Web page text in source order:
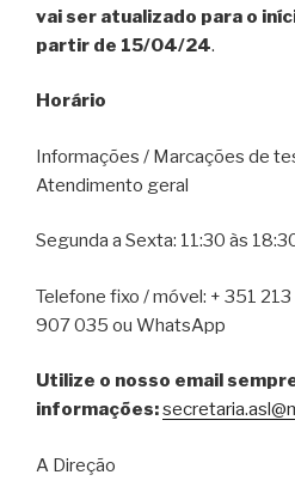
vai ser atualizado para o
partir de 15/04/24.
Horário
Informações / Marcações de
Atendimento geral
Segunda a Sexta: 11:30 às
Telefone fixo / móvel: + 351
907 035 ou WhatsApp
Utilize o nosso email
informações:
A Direção